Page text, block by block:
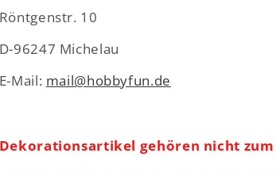
Röntgenstr. 10
D-96247 Michelau
E-Mail: mail@hobbyfun.de
Dekorationsartikel gehören nicht